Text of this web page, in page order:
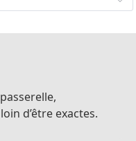
d’être exactes.